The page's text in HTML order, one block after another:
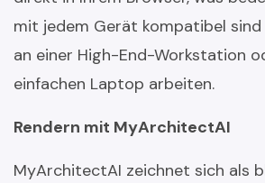
mit jedem Gerät kompatibel sind
an einer High-End-Workstation
einfachen Laptop arbeiten.
Rendern mit MyArchitectAI
MyArchitectAI zeichnet sich als